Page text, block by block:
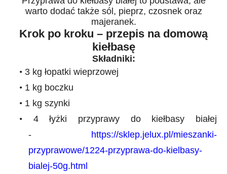
warto dodać także sól, pieprz, czosnek oraz
majeranek.
Krok po kroku – przepis na domową
kiełbasę
Składniki:
• 3 kg łopatki wieprzowej
• 1 kg boczku
• 1 kg szynki
• 4 łyżki przyprawy do kiełbasy białej
- https://sklep.jelux.pl/mieszanki-
przyprawowe/1224-przyprawa-do-kielbasy-
bialej-50g.html